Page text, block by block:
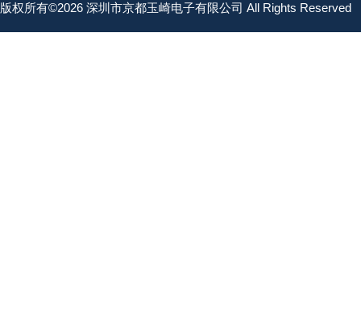
版权所有©2026 深圳市京都玉崎电子有限公司 All Rights Reserved